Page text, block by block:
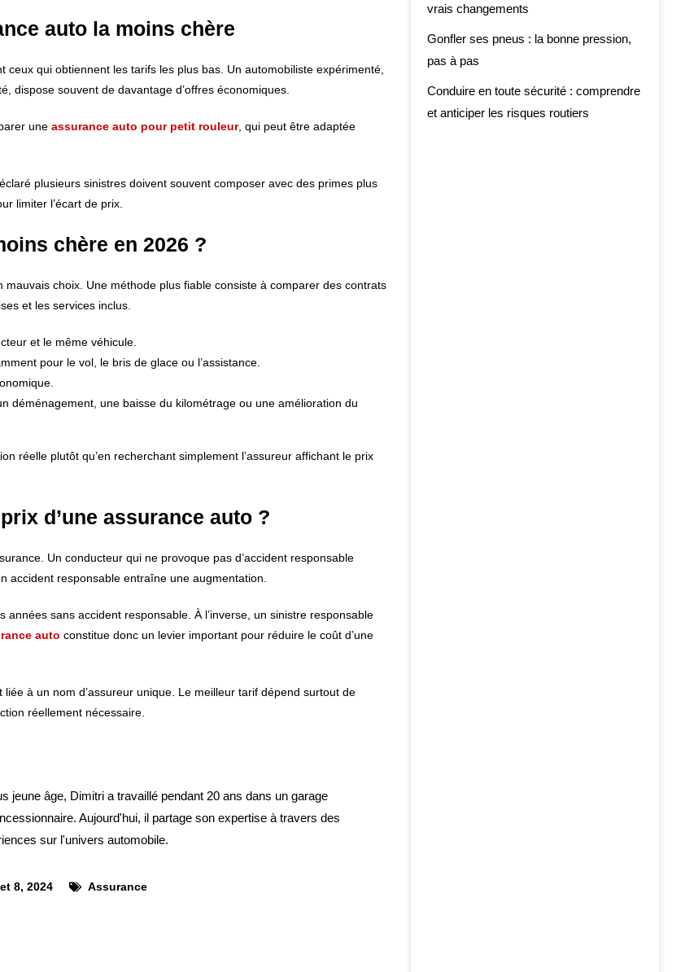
auto la moins chère
qui obtiennent les tarifs les plus bas. Un automobiliste expérimenté,
dispose souvent de davantage d’offres économiques.
une assurance auto pour petit rouleur, qui peut être adaptée
plusieurs sinistres doivent souvent composer avec des primes plus
limiter l’écart de prix.
chère en 2026 ?
choix. Une méthode plus fiable consiste à comparer des contrats
et les services inclus.
et le même véhicule.
pour le vol, le bris de glace ou l’assistance.
déménagement, une baisse du kilométrage ou une amélioration du
réelle plutôt qu’en recherchant simplement l’assureur affichant le prix
d’une assurance auto ?
Un conducteur qui ne provoque pas d’accident responsable
accident responsable entraîne une augmentation.
sans accident responsable. À l’inverse, un sinistre responsable
auto constitue donc un levier important pour réduire le coût d’une
à un nom d’assureur unique. Le meilleur tarif dépend surtout de
réellement nécessaire.
jeune âge, Dimitri a travaillé pendant 20 ans dans un garage
Aujourd'hui, il partage son expertise à travers des
sur l'univers automobile.
8, 2024 Assurance
vrais changements
Gonfler ses pneus : la bonne pression,
pas à pas
Conduire en toute sécurité : comprendre
et anticiper les risques routiers